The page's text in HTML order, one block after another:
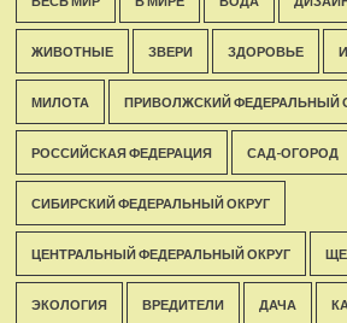
ЖИВОТНЫЕ ЗВЕРИ ЗДОРОВЬЕ
МИЛОТА ПРИВОЛЖСКИЙ ФЕДЕРАЛЬНЫЙ
РОССИЙСКАЯ ФЕДЕРАЦИЯ САД-ОГОРОД
СИБИРСКИЙ ФЕДЕРАЛЬНЫЙ ОКРУГ
ЦЕНТРАЛЬНЫЙ ФЕДЕРАЛЬНЫЙ ОКРУГ
ЭКОЛОГИЯ ВРЕДИТЕЛИ ДАЧА